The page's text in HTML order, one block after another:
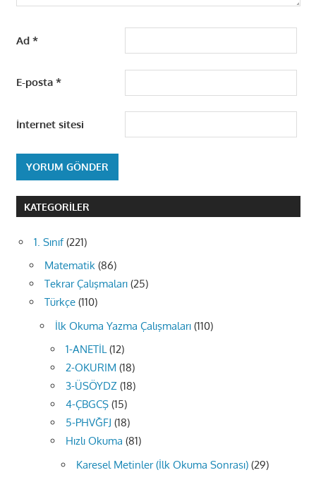
Ad *
E-posta *
İnternet sitesi
KATEGORILER
1. Sınıf(221)
Matematik (86)
Tekrar Çalışmaları (25)
Türkçe (110)
İlk Okuma Yazma Çalışmaları (110)
1-ANETİL(12)
2-OKURIM (18)
3-ÜSÖYDZ (18)
4-ÇBGCŞ (15)
5-PHVĞFJ (18)
Hızlı Okuma (81)
Karesel Metinler (İlk Okuma Sonrası) (29)